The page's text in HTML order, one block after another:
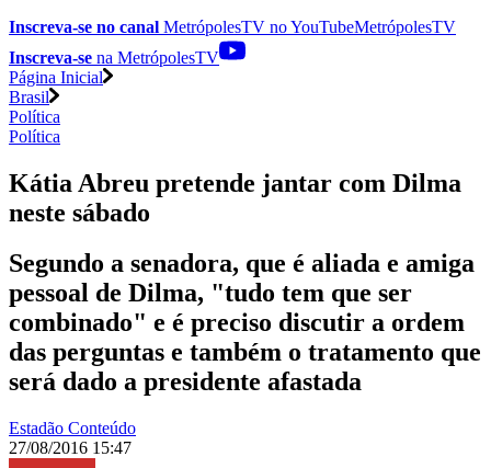
Inscreva-se no canal MetrópolesTV noYouTubeMetrópolesTV
Inscreva-se na MetrópolesTV
Página Inicial
Brasil
Política
Política
Kátia Abreu pretende jantar com Dilma
neste sábado
Segundo a senadora, que é aliada e amiga
pessoal de Dilma, "tudo tem que ser
combinado" e é preciso discutir a ordem
das perguntas e também o tratamento que
será dado a presidente afastada
Estadão Conteúdo
27/08/2016 15:47